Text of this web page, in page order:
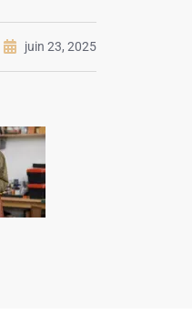
juin 23, 2025